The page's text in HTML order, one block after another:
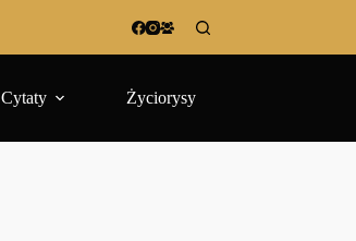
Cytaty Życiorysy